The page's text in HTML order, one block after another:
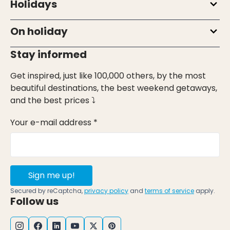
Holidays
On holiday
Stay informed
Get inspired, just like 100,000 others, by the most
beautiful destinations, the best weekend getaways,
and the best prices ⤵
Your e-mail address *
Sign me up!
Secured by reCaptcha,privacy policy and terms of service apply.
Follow us